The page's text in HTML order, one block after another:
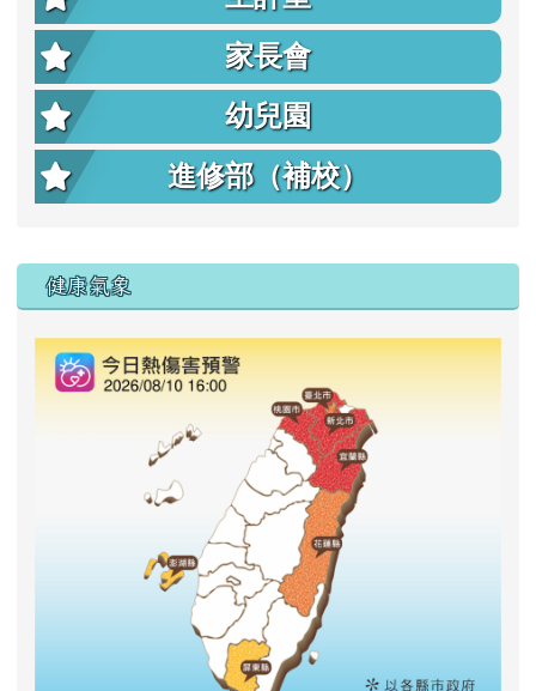
家長會
幼兒園
進修部（補校）
右邊區域內容
健康氣象